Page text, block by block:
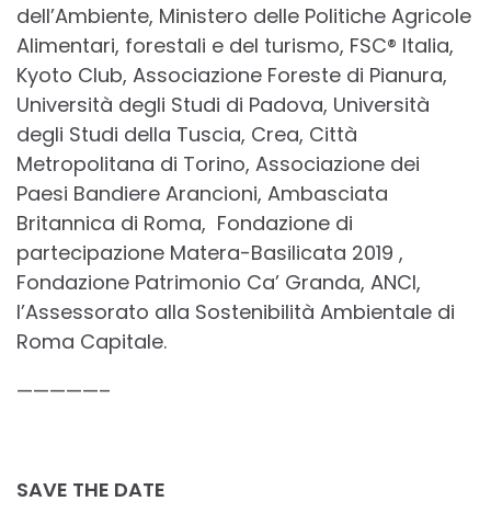
dell’Ambiente, Ministero delle Politiche Agricole
Alimentari, forestali e del turismo, FSC® Italia,
Kyoto Club, Associazione Foreste di Pianura,
Università degli Studi di Padova, Università
degli Studi della Tuscia, Crea, Città
Metropolitana di Torino, Associazione dei
Paesi Bandiere Arancioni, Ambasciata
Britannica di Roma, Fondazione di
partecipazione Matera-Basilicata 2019 ,
Fondazione Patrimonio Ca’ Granda, ANCI,
l’Assessorato alla Sostenibilità Ambientale di
Roma Capitale.
—————–
SAVE THE DATE